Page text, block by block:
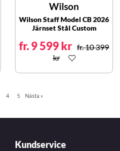
Wilson
Wilson Staff Model CB 2026
Järnset Stål Custom
fr. 9 599 kr fr. 10 399
kr
4 5 Nästa »
Kundservice